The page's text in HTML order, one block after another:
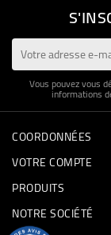
Vous pouvez vous
informations
COORDONNÉES
VOTRE COMPTE
PRODUITS
NOTRE SOCIÉTÉ